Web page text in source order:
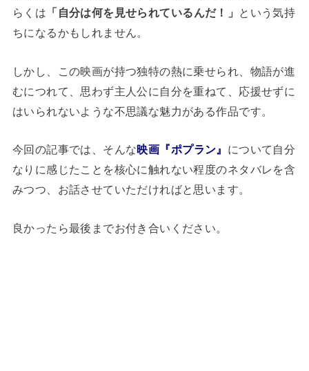
らくは 「自分は何を見せられているんだ！」
という気持
ちになるかもしれません。
しかし、この映画が持つ独特の熱に乗せられ、物語が進
むにつれて、思わず主人公に自分を重ねて、応援せずに
はいられないような不思議な魅力がある作品です。
今回の記事では、そんな映画『ポプラン』 について自分
なりに感じたことを核心に触れない程度のネタバレを含
みつつ、お話させていただければと思います。
良かったら最後までお付き合いください。